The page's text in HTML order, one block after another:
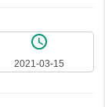
access_time
2021-03-15